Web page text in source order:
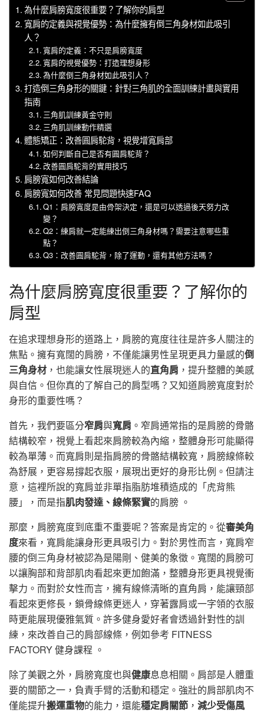
為什麼肩膀寬度很重要？了解你的肩型
寬肩的定義與視覺優勢：為什麼擁有倒三角身材如此吸引
人？
寬肩的定義：不只是肩膀寬度
寬肩的視覺優勢：打造理想身形
為什麼倒三角身材如此吸引人？
打造倒三角身形的關鍵：針對三角肌的全面訓練計畫與實用
指南
三角肌訓練黃金守則
三角肌訓練動作精選
體態矯正：改善圓肩駝背，視覺增寬肩部
如何判斷自己是否有圓肩駝背？
改善圓肩駝背的實用技巧
肩膀寬如何改善結論
肩膀寬如何改善 常見問題快速FAQ
Q1：肩膀寬度是由骨架決定，還是可以透過後天努力改
變？
Q2：練肩就一定能練出倒三角身材嗎？需要注意哪些重
點？
Q3：改善圓肩駝背，除了運動，還有其他方法嗎？
為什麼肩膀寬度很重要？了解你的
肩型
在追求理想身形的道路上，肩膀的寬度往往是許多人關注的
焦點。擁有寬闊的肩膀，不僅能讓男性呈現更具力量感的倒
三角身材 ，也能讓女性展現迷人的直角肩 ，提升整體的美感
與自信。但你真的了解自己的肩型嗎？又知道肩膀寬度對於
身形的重要性嗎？
首先，我們要區分窄肩與寬肩 。窄肩通常指的是肩膀的骨骼
結構較窄，視覺上看起來肩膀較為內縮，整體身形可能顯得
較為單薄。而寬肩則是指肩膀的骨骼結構較寬，肩膀線條較
為舒展，更容易撐起衣服，展現出更好的身形比例。但請注
意，這裡所說的寬肩並非單指脂肪堆積造成的「虎背熊
腰」，而是指肌肉發達、線條緊實的肩膀 。
那麼，肩膀寬度到底重不重要呢？答案是肯定的。從審美角
度來看，寬肩能讓身形更具吸引力。對於男性而言，寬肩窄
腰的倒三角身材被認為是陽剛、健美的象徵。寬闊的肩膀可
以讓胸部和背部肌肉看起來更加飽滿，整體身形更具視覺衝
擊力。而對於女性而言，擁有線條清晰的直角肩，能讓頸部
看起來更修長，鎖骨線條更迷人，穿著露肩或一字領的衣服
時更能展現優雅氣質。許多健身愛好者會透過針對性的訓
練，來改善自己的肩部線條，例如參考 FITNESS
FACTORY 健身課程 。
除了美觀之外，肩膀寬度也與健康息息相關。肩部是人體重
要的關節之一，負責手臂的活動和穩定。強壯的肩部肌肉不
僅能提升搬運重物的能力，還能穩定肩關節 ， 減少受傷風